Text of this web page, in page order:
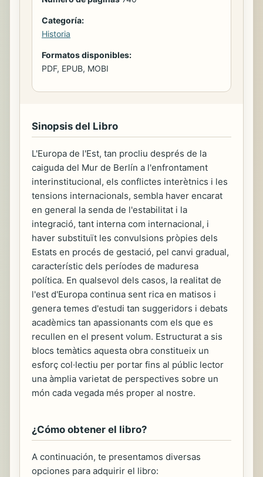
Categoría:
Historia
Formatos disponibles:
PDF, EPUB, MOBI
Sinopsis del Libro
L'Europa de l'Est, tan procliu després de la
caiguda del Mur de Berlín a l'enfrontament
interinstitucional, els conflictes interètnics i les
tensions internacionals, sembla haver encarat
en general la senda de l'estabilitat i la
integració, tant interna com internacional, i
haver substituït les convulsions pròpies dels
Estats en procés de gestació, pel canvi gradual,
característic dels períodes de maduresa
política. En qualsevol dels casos, la realitat de
l'est d'Europa continua sent rica en matisos i
genera temes d'estudi tan suggeridors i debats
acadèmics tan apassionants com els que es
recullen en el present volum. Estructurat a sis
blocs temàtics aquesta obra constitueix un
esforç col·lectiu per portar fins al públic lector
una àmplia varietat de perspectives sobre un
món cada vegada més proper al nostre.
¿Cómo obtener el libro?
A continuación, te presentamos diversas
opciones para adquirir el libro: